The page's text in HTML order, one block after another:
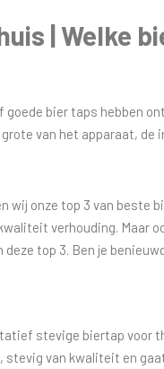
| Welke
bier taps hebben
van het apparaat,
wij onze top 3 van beste
verhouding. Maar
top 3. Ben je
stevige biertap voor
van kwaliteit en